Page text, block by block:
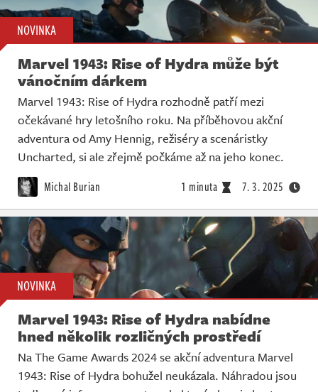
NOVINKA
Marvel 1943: Rise of Hydra může být
vánočním dárkem
Marvel 1943: Rise of Hydra rozhodně patří mezi
očekávané hry letošního roku. Na příběhovou akční
adventura od Amy Hennig, režiséry a scenáristky
Uncharted, si ale zřejmě počkáme až na jeho konec.
Michal Burian 1 minuta 7. 3. 2025
NOVINKA
Marvel 1943: Rise of Hydra nabídne
hned několik rozličných prostředí
Na The Game Awards 2024 se akční adventura Marvel
1943: Rise of Hydra bohužel neukázala. Náhradou jsou